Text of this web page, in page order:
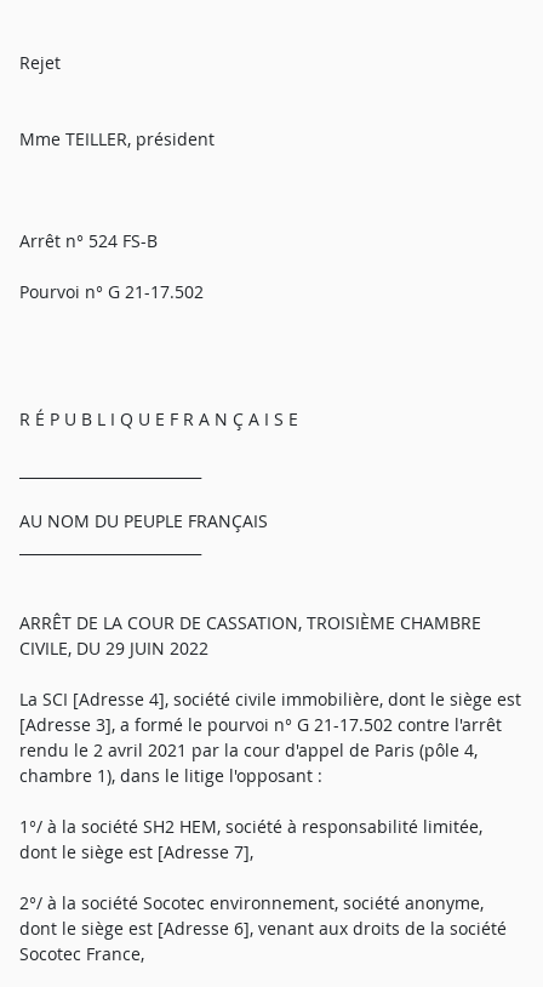
Rejet
Mme TEILLER, président
Arrêt n° 524 FS-B
Pourvoi n° G 21-17.502
R É P U B L I Q U E F R A N Ç A I S E
AU NOM DU PEUPLE FRANÇAIS
ARRÊT DE LA COUR DE CASSATION, TROISIÈME CHAMBRE
CIVILE, DU 29 JUIN 2022
La SCI [Adresse 4], société civile immobilière, dont le siège est
[Adresse 3], a formé le pourvoi n° G 21-17.502 contre l'arrêt
rendu le 2 avril 2021 par la cour d'appel de Paris (pôle 4,
chambre 1), dans le litige l'opposant :
1°/ à la société SH2 HEM, société à responsabilité limitée,
dont le siège est [Adresse 7],
2°/ à la société Socotec environnement, société anonyme,
dont le siège est [Adresse 6], venant aux droits de la société
Socotec France,